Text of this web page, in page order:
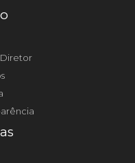
Diretor